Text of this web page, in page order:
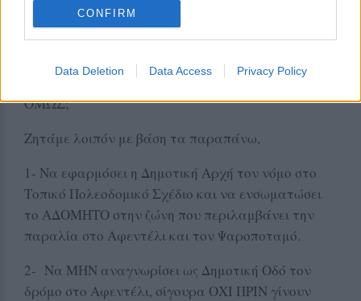
CONFIRM
Data Deletion Data Access Privacy Policy
μπορεί να προστατέψει την μοναδικότητα της
παραλίας Ερεσού. Την μοναδικότητα που πάνω
της χτίστηκε επί 50 σερί χρόνια όλη η τοπική
τουριστική οικονομία της Σκάλας Ερεσού. ΘΕΛΕΙ
ΟΜΩΣ;
Ζητάμε λοιπόν με βάση τα παραπάνω,
1- Να εφαρμόσει η Δημοτική Αρχή τον νόμο στο
Τοπικό Πολεοδομικό Σχέδιο και να ενσωματώσει
το ΑΔΟΜΗΤΟ στην ζώνη που περιλαμβάνει την
παραλία στο Αφεντέλι και τον Ψαροποταμό.
2- Να ΜΗΝ αναγνωρίσει ως Δημοτική Οδό τον
δρόμο στο Αφεντέλι, σίγουρα ΟΧΙ ΠΡΙΝ γίνουν